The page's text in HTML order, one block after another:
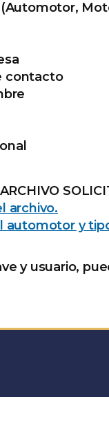
contacto
archivo.
automotor y
y usuario,